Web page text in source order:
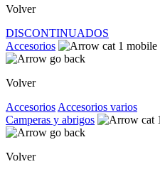
Volver
DISCONTINUADOS
Accesorios
Volver
Accesorios Accesorios varios
Camperas y abrigos
Volver